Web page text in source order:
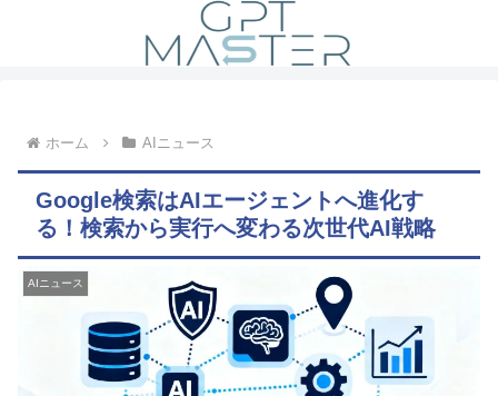
ホーム AIニュース
Google検索はAIエージェントへ進化す
る！検索から実行へ変わる次世代AI戦略
AIニュース